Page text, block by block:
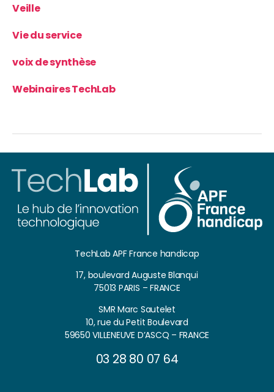
Veille
Vie du service
voix de synthèse
Webinaires TechLab
TechLab APF France handicap
17, boulevard Auguste Blanqui
75013 PARIS – FRANCE
SMR Marc Sautelet
10, rue du Petit Boulevard
59650 VILLENEUVE D’ASCQ – FRANCE
03 28 80 07 64